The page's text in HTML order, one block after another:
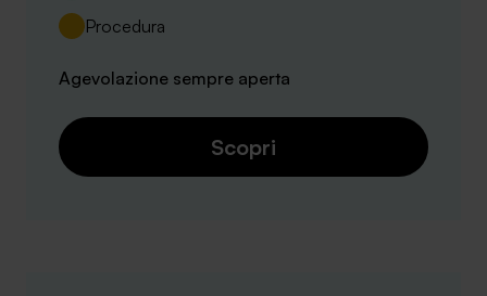
Procedura
Agevolazione sempre aperta
Scopri